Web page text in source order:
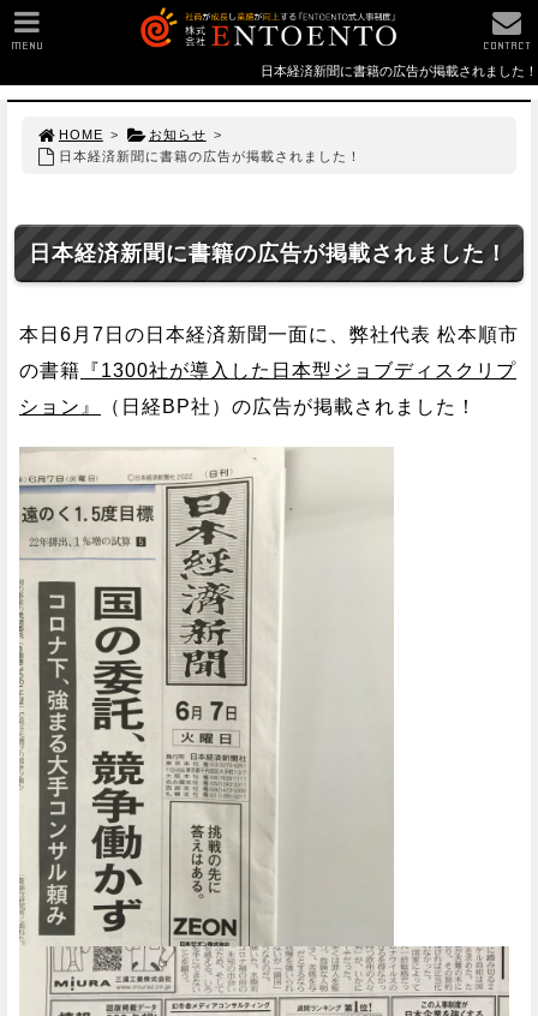
日本経済新聞に書籍の広告が掲載されました！
HOME > お知らせ >
日本経済新聞に書籍の広告が掲載されました！
日本経済新聞に書籍の広告が掲載されました！
本日6月7日の日本経済新聞一面に、弊社代表 松本順市
の書籍 『1300社が導入した日本型ジョブディスクリプ
ション』
（日経BP社）の広告が掲載されました！
MENU CONTACT